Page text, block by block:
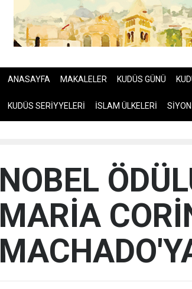
ANASAYFA MAKALELER KUDÜS GÜNÜ
KUDÜS SERİYYELERİ İSLAM ÜLKELERİ
NOBEL
MARİA